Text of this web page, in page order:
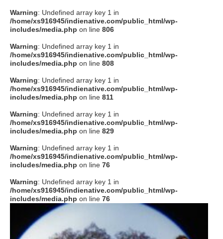
Facebook
instagram
Tumblr
Soundcloud
to indienative
Warning: Undefined array key 1 in
/home/xs916945/indienative.com/public_html/wp-
includes/media.php on line 806
Warning: Undefined array key 1 in
/home/xs916945/indienative.com/public_html/wp-
includes/media.php on line 808
Warning: Undefined array key 1 in
/home/xs916945/indienative.com/public_html/wp-
includes/media.php on line 811
Warning: Undefined array key 1 in
/home/xs916945/indienative.com/public_html/wp-
includes/media.php on line 829
Warning: Undefined array key 1 in
/home/xs916945/indienative.com/public_html/wp-
includes/media.php on line 76
Warning: Undefined array key 1 in
/home/xs916945/indienative.com/public_html/wp-
includes/media.php on line 76